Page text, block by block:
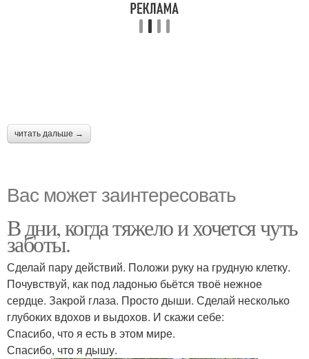
читать дальше →
Вас может заинтересовать
В дни, когда тяжело и хочется чуть
заботы.
Сделай пару действий. Положи руку на грудную клетку.
Почувствуй, как под ладонью бьётся твоё нежное
сердце. Закрой глаза. Просто дыши. Сделай несколько
глубоких вдохов и выдохов. И скажи себе:
Спасибо, что я есть в этом мире.
Спасибо, что я дышу.